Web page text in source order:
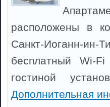
расположены в
Санкт-Иоганн-ин-
бесплатный Wi-
гостиной
Дополнительная